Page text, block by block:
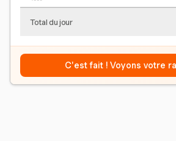
Total du jour
C'est fait ! Voyons votre